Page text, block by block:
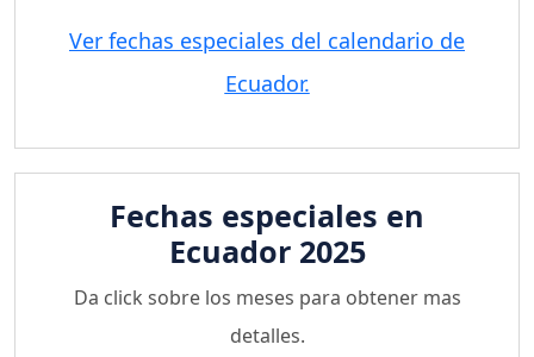
Ver fechas especiales del calendario de
Ecuador.
Fechas especiales en
Ecuador 2025
Da click sobre los meses para obtener mas
detalles.